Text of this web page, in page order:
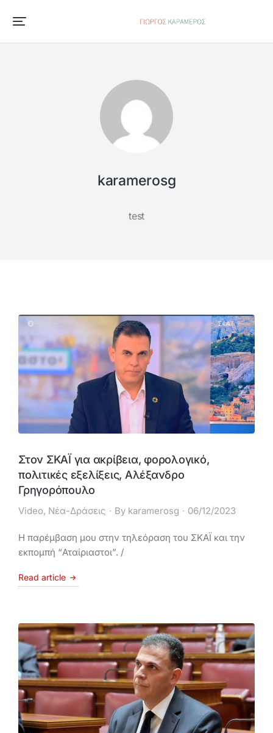
karamerosg
test
Στον ΣΚΑΪ για ακρίβεια, φορολογικό,
πολιτικές εξελίξεις, Αλέξανδρο
Γρηγορόπουλο
Video, Νέα-Δράσεις By karamerosg 06/12/2023
Η παρέμβαση μου στην τηλεόραση του ΣΚΑΪ και την
εκπομπή “Αταίριαστοι”. /
Read article